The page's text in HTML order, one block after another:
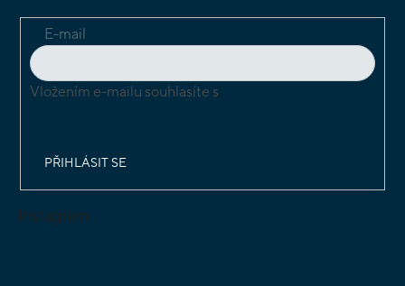
E-mail
Vložením e-mailu souhlasíte s
PŘIHLÁSIT SE
Instagram